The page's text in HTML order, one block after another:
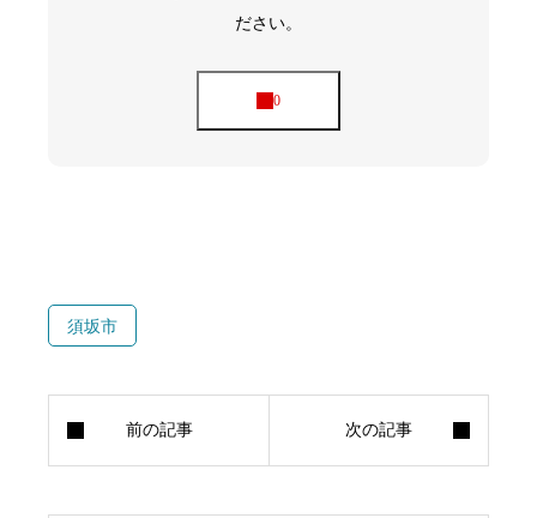
ださい。
須坂市